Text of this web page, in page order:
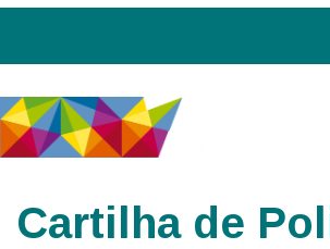
Cartilha de